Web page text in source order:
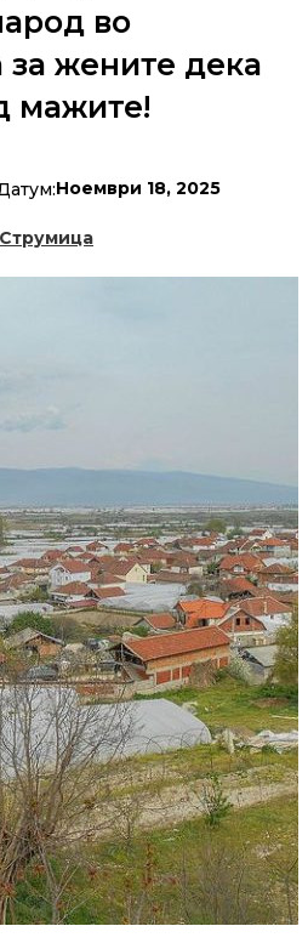
во
за жените дека
мажите!
Ноември 18, 2025
Струмица